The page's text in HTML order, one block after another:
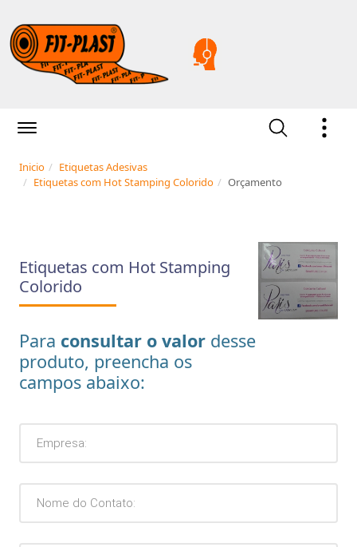
Inicio
Etiquetas Adesivas
Etiquetas com Hot Stamping Colorido
Orçamento
Etiquetas com Hot Stamping
Colorido
Para consultar o valor desse
produto, preencha os
campos abaixo: